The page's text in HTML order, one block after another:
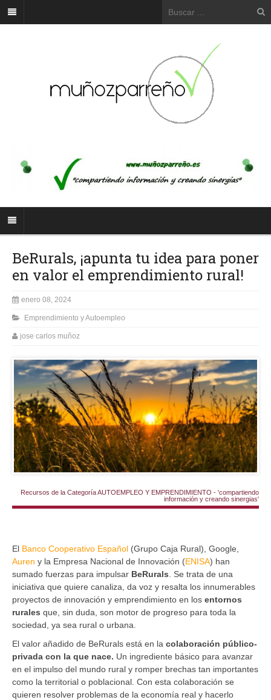
BeRurals, ¡apunta tu idea para poner
en valor el emprendimiento rural!
enero 08, 2024
Emprendimiento y Autoempleo
jose carlos muñoz
Recursos de la Categoría AUTOEMPLEO Y EMPRENDIMIENTO - 'compartiendo
información y creando sinergias'
El Banco Cooperativo Español (Grupo Caja Rural), Google,
Auren y la Empresa Nacional de Innovación (ENISA) han
sumado fuerzas para impulsar BeRurals . Se trata de una
iniciativa que quiere canaliza, da voz y resalta los innumerables
proyectos de innovación y emprendimiento en los entornos
rurales que, sin duda, son motor de progreso para toda la
sociedad, ya sea rural o urbana.
El valor añadido de BeRurals está en la colaboración público-
privada con la que nace. Un ingrediente básico para avanzar
en el impulso del mundo rural y romper brechas tan importantes
como la territorial o poblacional. Con esta colaboración se
quieren resolver problemas de la economía real y hacerlo